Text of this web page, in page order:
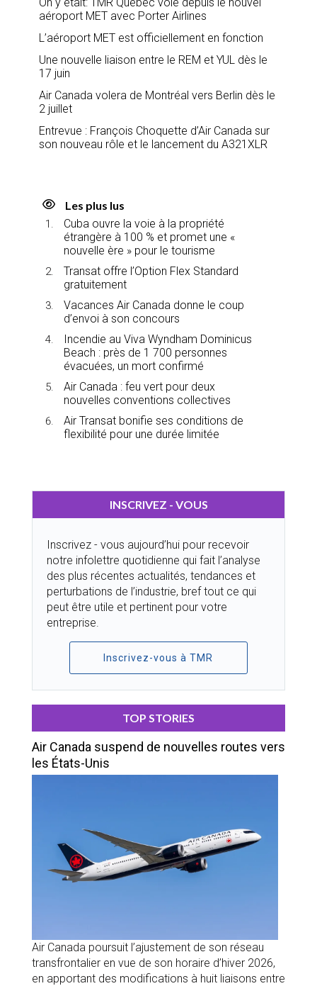
On y était: TMR Québec vole depuis le nouvel
aéroport MET avec Porter Airlines
L’aéroport MET est officiellement en fonction
Une nouvelle liaison entre le REM et YUL dès le
17 juin
Air Canada volera de Montréal vers Berlin dès le
2 juillet
Entrevue : François Choquette d’Air Canada sur
son nouveau rôle et le lancement du A321XLR
Les plus lus
Cuba ouvre la voie à la propriété
étrangère à 100 % et promet une «
nouvelle ère » pour le tourisme
Transat offre l’Option Flex Standard
gratuitement
Vacances Air Canada donne le coup
d’envoi à son concours
Incendie au Viva Wyndham Dominicus
Beach : près de 1 700 personnes
évacuées, un mort confirmé
Air Canada : feu vert pour deux
nouvelles conventions collectives
Air Transat bonifie ses conditions de
flexibilité pour une durée limitée
INSCRIVEZ - VOUS
Inscrivez - vous aujourd’hui pour recevoir
notre infolettre quotidienne qui fait l’analyse
des plus récentes actualités, tendances et
perturbations de l’industrie, bref tout ce qui
peut être utile et pertinent pour votre
entreprise.
Inscrivez-vous à TMR
TOP STORIES
Air Canada suspend de nouvelles routes vers
les États-Unis
Air Canada poursuit l’ajustement de son réseau
transfrontalier en vue de son horaire d’hiver 2026,
en apportant des modifications à huit liaisons entre